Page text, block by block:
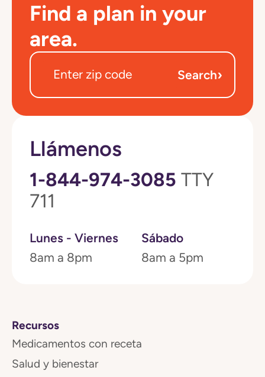
Find a plan in your
area.
Search›
Llámenos
1-844-974-3085 TTY
711
Lunes - Viernes
8am a 8pm
Sábado
8am a 5pm
Recursos
Medicamentos con receta
Salud y bienestar